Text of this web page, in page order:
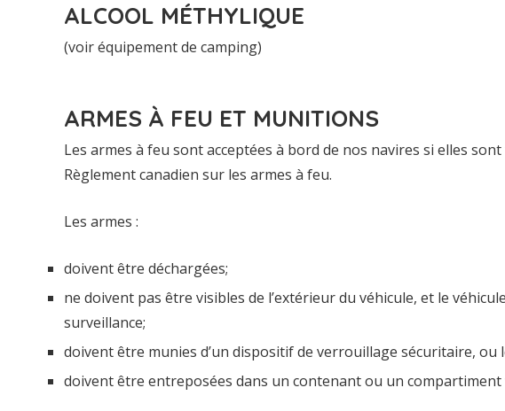
ALCOOL MÉTHYLIQUE
(voir équipement de camping)
ARMES À FEU ET MUNITIONS
Les armes à feu sont acceptées à bord de nos navires si elles
Règlement canadien sur les armes à feu.
Les armes :
doivent être déchargées;
ne doivent pas être visibles de l’extérieur du véhicule, et le
surveillance;
doivent être munies d’un dispositif de verrouillage sécuritaire, ou
doivent être entreposées dans un contenant ou un